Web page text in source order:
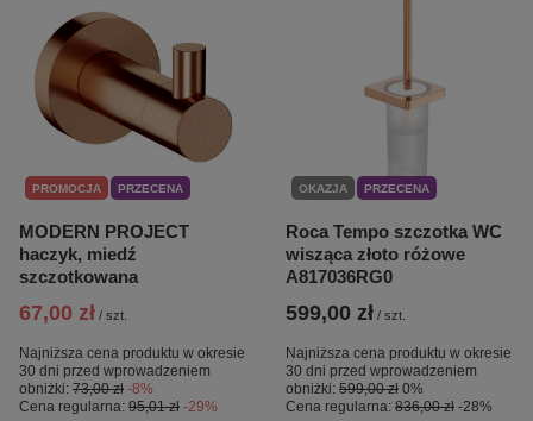
PROMOCJA PRZECENA
MODERN PROJECT
haczyk, miedź
szczotkowana
67,00 zł / szt.
Najniższa cena produktu w okresie
30 dni przed wprowadzeniem
obniżki: 73,00 zł -8%
Cena regularna: 95,01 zł -29%
OKAZJA PRZECENA
Roca Tempo szczotka WC
wisząca złoto różowe
A817036RG0
599,00 zł / szt.
Najniższa cena produktu w okresie
30 dni przed wprowadzeniem
obniżki: 599,00 zł 0%
Cena regularna: 836,00 zł -28%